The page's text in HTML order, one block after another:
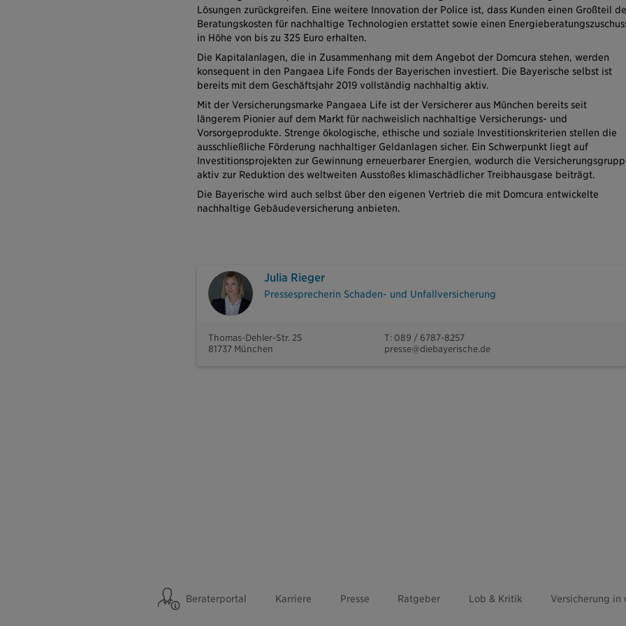
Lösungen zurückgreifen. Eine weitere Innovation der Police ist, dass Kunden einen Großteil
Beratungskosten für nachhaltige Technologien erstattet sowie einen
in Höhe von bis zu 325 Euro erhalten.
Die Kapitalanlagen, die in Zusammenhang mit dem Angebot der Domcura stehen, werden
konsequent in den Pangaea Life Fonds der Bayerischen investiert. Die Bayerische selbst ist
bereits mit dem Geschäftsjahr 2019 vollständig nachhaltig aktiv.
Mit der Versicherungsmarke Pangaea Life ist der Versicherer aus München bereits seit
längerem Pionier auf dem Markt für nachweislich nachhaltige Versicherungs- und
Vorsorgeprodukte. Strenge ökologische, ethische und soziale Investitionskriterien stellen die
ausschließliche Förderung nachhaltiger Geldanlagen sicher. Ein Schwerpunkt liegt auf
Investitionsprojekten zur Gewinnung erneuerbarer Energien, wodurch die
aktiv zur Reduktion des weltweiten Ausstoßes klimaschädlicher Treibhausgase beiträgt.
Die Bayerische wird auch selbst über den eigenen Vertrieb die mit Domcura entwickelte
nachhaltige Gebäudeversicherung anbieten.
Julia Rieger
Pressesprecherin Schaden- und Unfallversicherung
Thomas-Dehler-Str. 25
81737 München
T: 089 / 6787-8257
presse@diebayerische.de
Beraterportal Karriere Presse Ratgeber Lob & Kritik Versicherung in